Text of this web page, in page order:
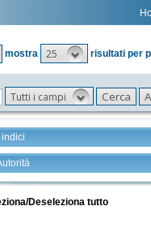
mostra
25 risultati per
Tutti i campi
indici
+
Deseleziona tutto